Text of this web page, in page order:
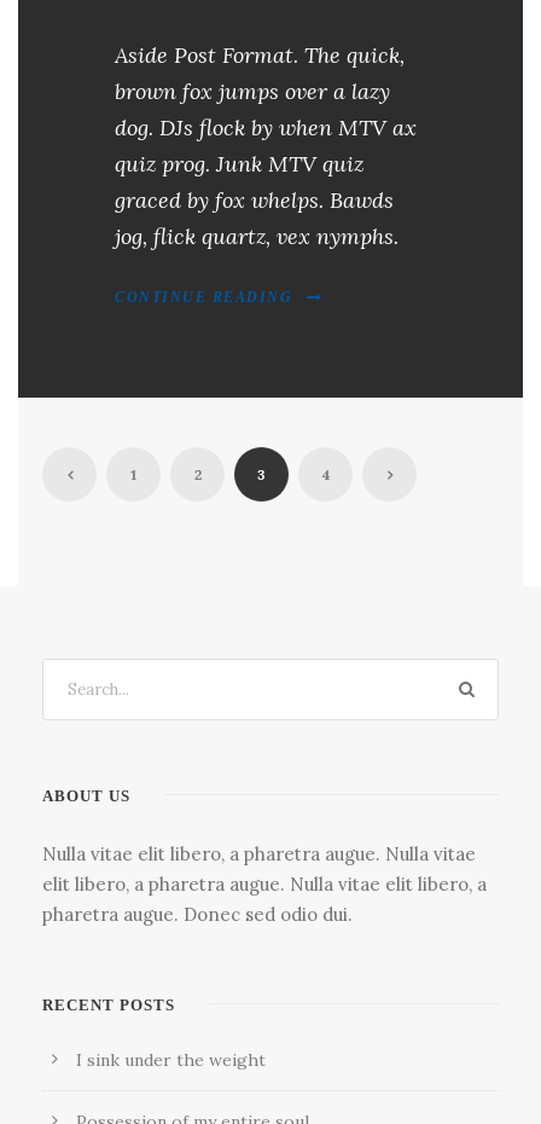
Aside Post Format. The quick,
brown fox jumps over a lazy
dog. DJs flock by when MTV ax
quiz prog. Junk MTV quiz
graced by fox whelps. Bawds
jog, flick quartz, vex nymphs.
CONTINUE READING
1 2 3 4
ABOUT US
Nulla vitae elit libero, a pharetra augue. Nulla vitae
elit libero, a pharetra augue. Nulla vitae elit libero, a
pharetra augue. Donec sed odio dui.
RECENT POSTS
I sink under the weight